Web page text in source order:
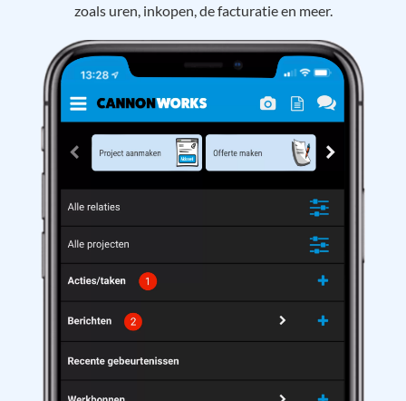
zoals uren, inkopen, de facturatie en meer.